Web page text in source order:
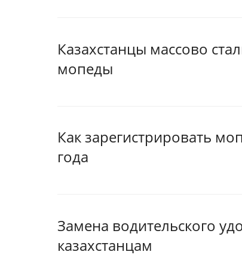
Казахстанцы массово
мопеды
Как зарегистрировать
года
Замена водительского
казахстанцам